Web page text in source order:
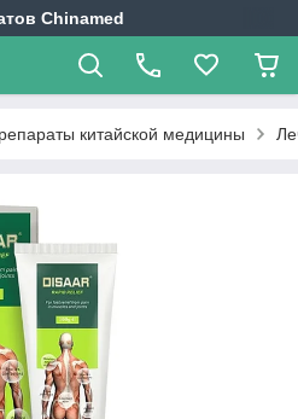
Chinamed
китайской медицины